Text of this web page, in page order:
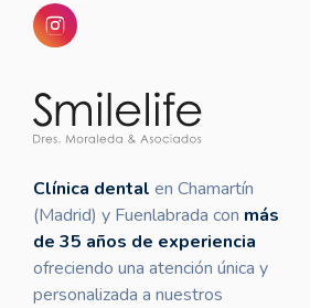
Clínica dental en Chamartín
(Madrid) y Fuenlabrada con más
de 35 años de experiencia
ofreciendo una atención única y
personalizada a nuestros